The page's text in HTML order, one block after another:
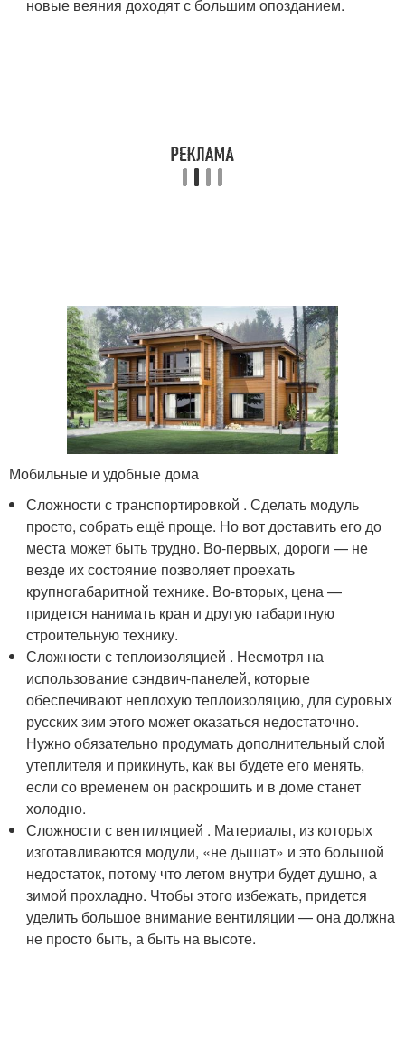
новые веяния доходят с большим опозданием.
Мобильные и удобные дома
Сложности с транспортировкой . Сделать модуль
просто, собрать ещё проще. Но вот доставить его до
места может быть трудно. Во-первых, дороги — не
везде их состояние позволяет проехать
крупногабаритной технике. Во-вторых, цена —
придется нанимать кран и другую габаритную
строительную технику.
Сложности с теплоизоляцией . Несмотря на
использование сэндвич-панелей, которые
обеспечивают неплохую теплоизоляцию, для суровых
русских зим этого может оказаться недостаточно.
Нужно обязательно продумать дополнительный слой
утеплителя и прикинуть, как вы будете его менять,
если со временем он раскрошить и в доме станет
холодно.
Сложности с вентиляцией . Материалы, из которых
изготавливаются модули, «не дышат» и это большой
недостаток, потому что летом внутри будет душно, а
зимой прохладно. Чтобы этого избежать, придется
уделить большое внимание вентиляции — она должна
не просто быть, а быть на высоте.